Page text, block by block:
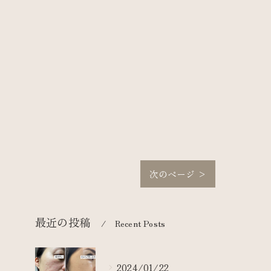
次のページ >
最近の投稿 Recent Posts
2024/01/22